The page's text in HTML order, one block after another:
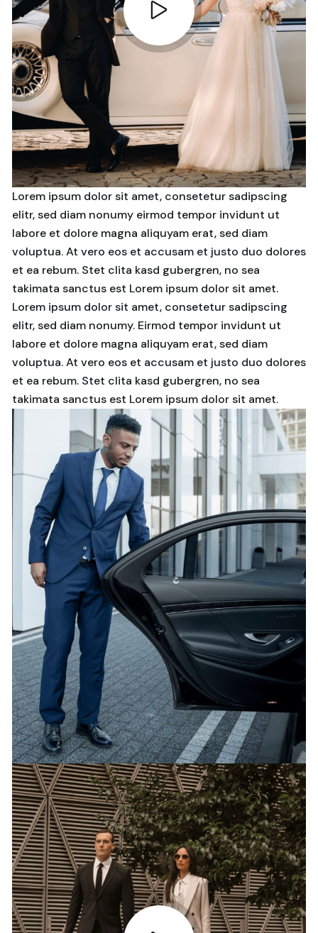
Lorem ipsum dolor sit amet, consetetur sadipscing
elitr, sed diam nonumy eirmod tempor invidunt ut
labore et dolore magna aliquyam erat, sed diam
voluptua. At vero eos et accusam et justo duo dolores
et ea rebum. Stet clita kasd gubergren, no sea
takimata sanctus est Lorem ipsum dolor sit amet.
Lorem ipsum dolor sit amet, consetetur sadipscing
elitr, sed diam nonumy. Eirmod tempor invidunt ut
labore et dolore magna aliquyam erat, sed diam
voluptua. At vero eos et accusam et justo duo dolores
et ea rebum. Stet clita kasd gubergren, no sea
takimata sanctus est Lorem ipsum dolor sit amet.